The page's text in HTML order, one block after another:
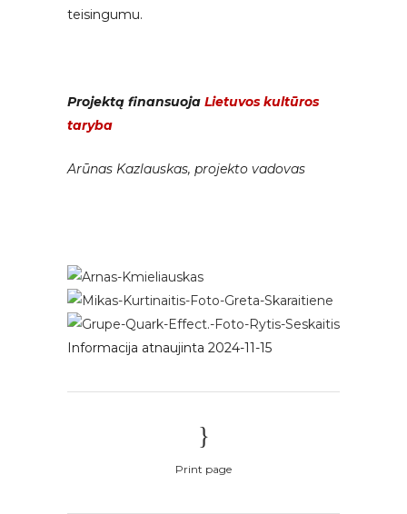
teisingumu.
Projektą finansuoja Lietuvos kultūros
taryba
Arūnas Kazlauskas, projekto vadovas
Informacija atnaujinta 2024-11-15
Print page